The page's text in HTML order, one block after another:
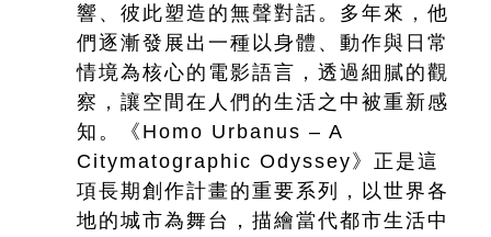
響、彼此塑造的無聲對話。多年來，他
們逐漸發展出一種以身體、動作與日常
情境為核心的電影語言，透過細膩的觀
察，讓空間在人們的生活之中被重新感
知。《Homo Urbanus – A
Citymatographic Odyssey》正是這
項長期創作計畫的重要系列，以世界各
地的城市為舞台，描繪當代都市生活中